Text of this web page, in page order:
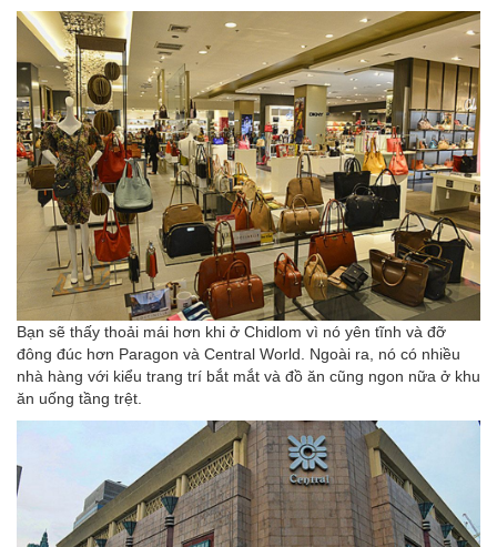
Bạn sẽ thấy thoải mái hơn khi ở Chidlom vì nó yên tĩnh và đỡ
đông đúc hơn Paragon và Central World. Ngoài ra, nó có nhiều
nhà hàng với kiểu trang trí bắt mắt và đồ ăn cũng ngon nữa ở khu
ăn uống tầng trệt.